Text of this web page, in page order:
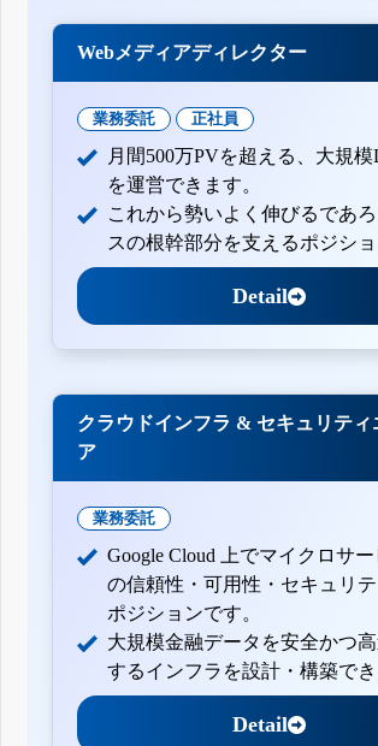
Webメディアディレクター
業務委託 正社員
月間500万PVを超える、大規模
を運営できます。
これから勢いよく伸びるであ
スの根幹部分を支えるポジショ
Detail
クラウドインフラ & セキュリティ
ア
業務委託
Google Cloud 上でマイクロサ
の信頼性・可用性・セキュリテ
ポジションです。
大規模金融データを安全かつ
するインフラを設計・構築でき
Detail